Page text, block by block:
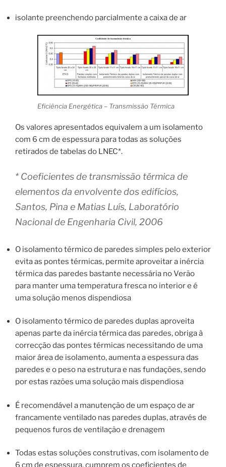
isolante preenchendo parcialmente a caixa de ar
Eficiência Energética – Transmissão Térmica
Os valores apresentados equivalem a um isolamento
com 6 cm de espessura para todas as soluções
retirados de tabelas do LNEC*.
* Coeficientes de transmissão térmica de
elementos da envolvente dos edifícios,
Santos, Pina e Matias Luís, Laboratório
Nacional de Engenharia Civil, 2006
O isolamento térmico de paredes simples pelo exterior
evita as pontes térmicas, permite aproveitar a inércia
térmica das paredes bastante necessária no Verão
para manter uma temperatura fresca no interior e é
uma solução menos dispendiosa
O isolamento térmico de paredes duplas aproveita
apenas parte da inércia térmica das paredes, obriga à
correcção das pontes térmicas necessitando de uma
maior área de isolamento, aumenta a espessura das
paredes e o peso na estrutura e nas fundações, sendo
por estas razões uma solução mais dispendiosa
É recomendável a manutenção de um espaço de ar
francamente ventilado nas paredes duplas, através de
pequenos furos de ventilação e drenagem
Todas estas soluções construtivas, com isolamento de
6 cm de espessura, cumprem os coeficientes de